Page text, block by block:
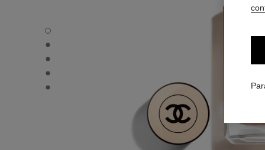
LES BEIGES FOND DE TEINT - Vue par défaut
LES BEIGES FOND DE TEINT - Vue alternative 1
LES BEIGES FOND DE TEINT - Vue basique texture
LES BEIGES FOND DE TEINT -
LES BEIGES FOND DE TEINT -